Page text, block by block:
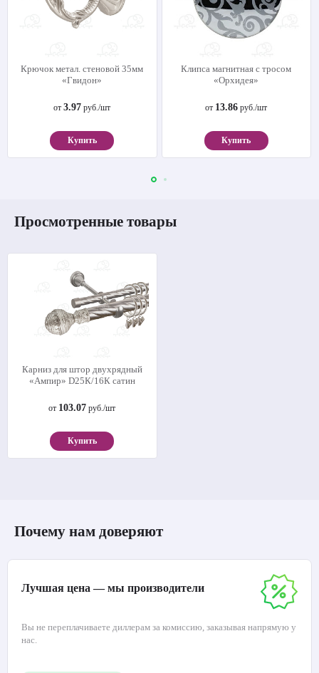
Крючок метал. стеновой 35мм
«Гвидон»
от3.97 руб./шт
Купить
Клипса магнитная с тросом
«Орхидея»
от 13.86 руб./шт
Купить
Просмотренные товары
Карниз для штор двухрядный
«Ампир» D25К/16К сатин
от 103.07 руб./шт
Купить
Почему нам доверяют
Лучшая цена — мы производители
Вы не переплачиваете диллерам за комиссию, заказывая напрямую у
нас.